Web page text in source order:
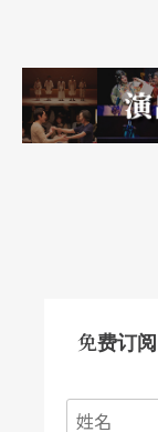
长桌也角色化
溜滑梯，亦是
神秘人，但无
神秘人的代表
侧，令人有不
免费订